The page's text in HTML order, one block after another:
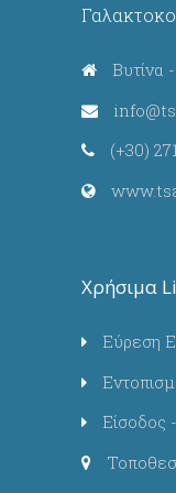
Βυτίνα
(+30)
Χρήσιμα
Εύρεση
Είσοδος